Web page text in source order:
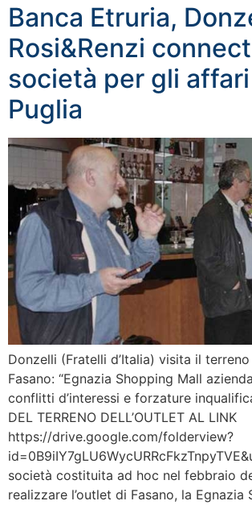
Banca Etruria,
Rosi&Renzi
società per gli
Puglia
Donzelli (Fratelli d’Italia) visita il
Fasano: “Egnazia Shopping Mall
conflitti d’interessi e forzature
DEL TERRENO DELL’OUTLET AL LINK
https://drive.google.com/folderview?
società costituita ad hoc nel febbraio
realizzare l’outlet di Fasano, la Egnazia